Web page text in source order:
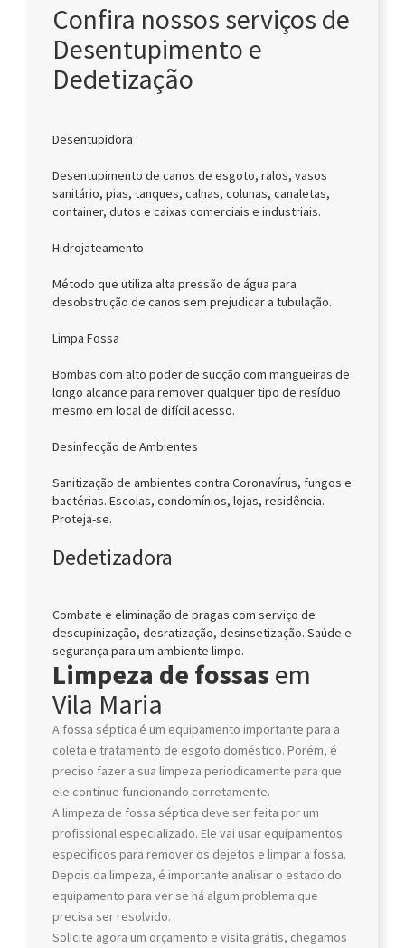
Confira nossos serviços de
Desentupimento e
Dedetização
Desentupidora
Desentupimento de canos de esgoto, ralos, vasos
sanitário, pias, tanques, calhas, colunas, canaletas,
container, dutos e caixas comerciais e industriais.
Hidrojateamento
Método que utiliza alta pressão de água para
desobstrução de canos sem prejudicar a tubulação.
Limpa Fossa
Bombas com alto poder de sucção com mangueiras de
longo alcance para remover qualquer tipo de resíduo
mesmo em local de difícil acesso.
Desinfecção de Ambientes
Sanitização de ambientes contra Coronavírus, fungos e
bactérias. Escolas, condomínios, lojas, residência.
Proteja-se.
Dedetizadora
Combate e eliminação de pragas com serviço de
descupinização, desratização, desinsetização. Saúde e
segurança para um ambiente limpo.
Limpeza de fossas em
Vila Maria
A fossa séptica é um equipamento importante para a
coleta e tratamento de esgoto doméstico. Porém, é
preciso fazer a sua limpeza periodicamente para que
ele continue funcionando corretamente.
A limpeza de fossa séptica deve ser feita por um
profissional especializado. Ele vai usar equipamentos
específicos para remover os dejetos e limpar a fossa.
Depois da limpeza, é importante analisar o estado do
equipamento para ver se há algum problema que
precisa ser resolvido.
Solicite agora um orçamento e visita grátis, chegamos